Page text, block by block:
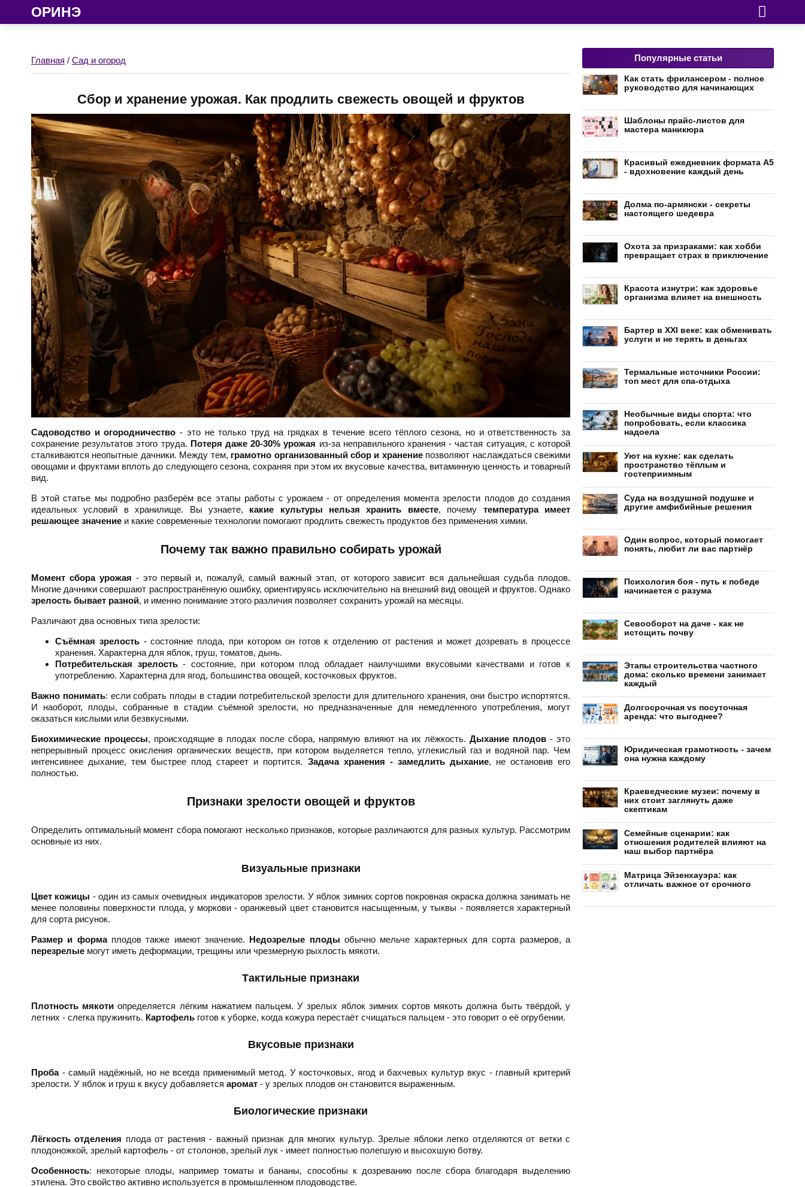
ОРИНЭ
Главная / Сад и огород
Сбор и хранение урожая. Как продлить свежесть овощей и фруктов
Садоводство и огородничество - это не только труд на грядках в течение всего тёплого сезона, но и ответственность за
сохранение результатов этого труда. Потеря даже 20-30% урожая из-за неправильного хранения - частая ситуация, с которой
сталкиваются неопытные дачники. Между тем, грамотно организованный сбор и хранениепозволяют наслаждаться свежими
овощами и фруктами вплоть до следующего сезона, сохраняя при этом их вкусовые качества, витаминную ценность и товарный
вид.
В этой статье мы подробно разберём все этапы работы с урожаем - от определения момента зрелости плодов до создания
идеальных условий в хранилище. Вы узнаете, какие культуры нельзя хранить вместе, почему температура имеет
решающее значение и какие современные технологии помогают продлить свежесть продуктов без применения химии.
Почему так важно правильно собирать урожай
Момент сбора урожая - это первый и, пожалуй, самый важный этап, от которого зависит вся дальнейшая судьба плодов.
Многие дачники совершают распространённую ошибку, ориентируясь исключительно на внешний вид овощей и фруктов. Однако
зрелость бывает разной, и именно понимание этого различия позволяет сохранить урожай на месяцы.
Различают два основных типа зрелости:
Съёмная зрелость- состояние плода, при котором он готов к отделению от растения и может дозревать в процессе
хранения. Характерна для яблок, груш, томатов, дынь.
Потребительская зрелость- состояние, при котором плод обладает наилучшими вкусовыми качествами и готов к
употреблению. Характерна для ягод, большинства овощей, косточковых фруктов.
Важно понимать: если собрать плоды в стадии потребительской зрелости для длительного хранения, они быстро испортятся.
И наоборот, плоды, собранные в стадии съёмной зрелости, но предназначенные для немедленного употребления, могут
оказаться кислыми или безвкусными.
Биохимические процессы, происходящие в плодах после сбора, напрямую влияют на их лёжкость. Дыхание плодов- это
непрерывный процесс окисления органических веществ, при котором выделяется тепло, углекислый газ и водяной пар. Чем
интенсивнее дыхание, тем быстрее плод стареет и портится. Задача хранения - замедлить дыхание, не остановив его
полностью.
Признаки зрелости овощей и фруктов
Определить оптимальный момент сбора помогают несколько признаков, которые различаются для разных культур. Рассмотрим
основные из них.
Визуальные признаки
Цвет кожицы - один из самых очевидных индикаторов зрелости. У яблок зимних сортов покровная окраска должна занимать не
менее половины поверхности плода, у моркови - оранжевый цвет становится насыщенным, у тыквы - появляется характерный
для сорта рисунок.
Размер и формаплодов также имеют значение. Недозрелые плоды обычно мельче характерных для сорта размеров, а
перезрелые могут иметь деформации, трещины или чрезмерную рыхлость мякоти.
Тактильные признаки
Плотность мякоти определяется лёгким нажатием пальцем. У зрелых яблок зимних сортов мякоть должна быть твёрдой, у
летних - слегка пружинить. Картофель готов к уборке, когда кожура перестаёт счищаться пальцем - это говорит о её огрубении.
Вкусовые признаки
Проба- самый надёжный, но не всегда применимый метод. У косточковых, ягод и бахчевых культур вкус - главный критерий
зрелости. У яблок и груш к вкусу добавляется аромат - у зрелых плодов он становится выраженным.
Биологические признаки
Лёгкость отделения плода от растения - важный признак для многих культур. Зрелые яблоки легко отделяются от ветки с
плодоножкой, зрелый картофель - от столонов, зрелый лук - имеет полностью полегшую и высохшую ботву.
Особенность: некоторые плоды, например томаты и бананы, способны к дозреванию после сбора благодаря выделению
этилена. Это свойство активно используется в промышленном плодоводстве.
Популярные статьи
Как стать фрилансером - полное
руководство для начинающих
Шаблоны прайс-листов для
мастера маникюра
Красивый ежедневник формата А5
- вдохновение каждый день
Долма по-армянски - секреты
настоящего шедевра
Охота за призраками: как хобби
превращает страх в приключение
Красота изнутри: как здоровье
организма влияет на внешность
Бартер в XXI веке: как обменивать
услуги и не терять в деньгах
Термальные источники России:
топ мест для спа-отдыха
Необычные виды спорта: что
попробовать, если классика
надоела
Уют на кухне: как сделать
пространство тёплым и
гостеприимным
Суда на воздушной подушке и
другие амфибийные решения
Один вопрос, который помогает
понять, любит ли вас партнёр
Психология боя - путь к победе
начинается с разума
Севооборот на даче - как не
истощить почву
Этапы строительства частного
дома: сколько времени занимает
каждый
Долгосрочная vs посуточная
аренда: что выгоднее?
Юридическая грамотность - зачем
она нужна каждому
Краеведческие музеи: почему в
них стоит заглянуть даже
скептикам
Семейные сценарии: как
отношения родителей влияют на
наш выбор партнёра
Матрица Эйзенхауэра: как
отличать важное от срочного